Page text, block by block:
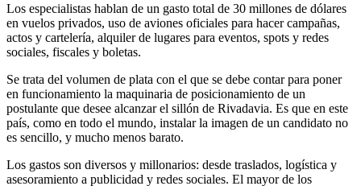
Los especialistas hablan de un gasto total de 30 millones de dólares
en vuelos privados, uso de aviones oficiales para hacer campañas,
actos y cartelería, alquiler de lugares para eventos, spots y redes
sociales, fiscales y boletas.
Se trata del volumen de plata con el que se debe contar para poner
en funcionamiento la maquinaria de posicionamiento de un
postulante que desee alcanzar el sillón de Rivadavia. Es que en este
país, como en todo el mundo, instalar la imagen de un candidato no
es sencillo, y mucho menos barato.
Los gastos son diversos y millonarios: desde traslados, logística y
asesoramiento a publicidad y redes sociales. El mayor de los